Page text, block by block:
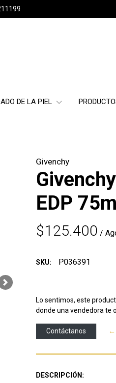
DE LA PIEL
Next
Givenchy
EDP 75ml
$125.400 /
SKU: P036391
Lo sentimos, este
donde una vendedora te
Contáctanos ←
DESCRIPCIÓN: